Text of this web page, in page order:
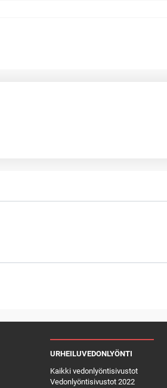
URHEILUVEDONLYÖNTI
Kaikki vedonlyöntisivustot
Vedonlyöntisivustot 2022